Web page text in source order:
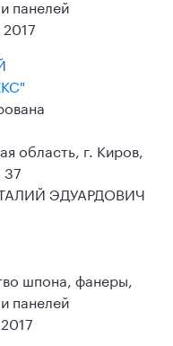
панелей
область, г. Киров,
37
ЭДУАРДОВИЧ
шпона, фанеры,
панелей